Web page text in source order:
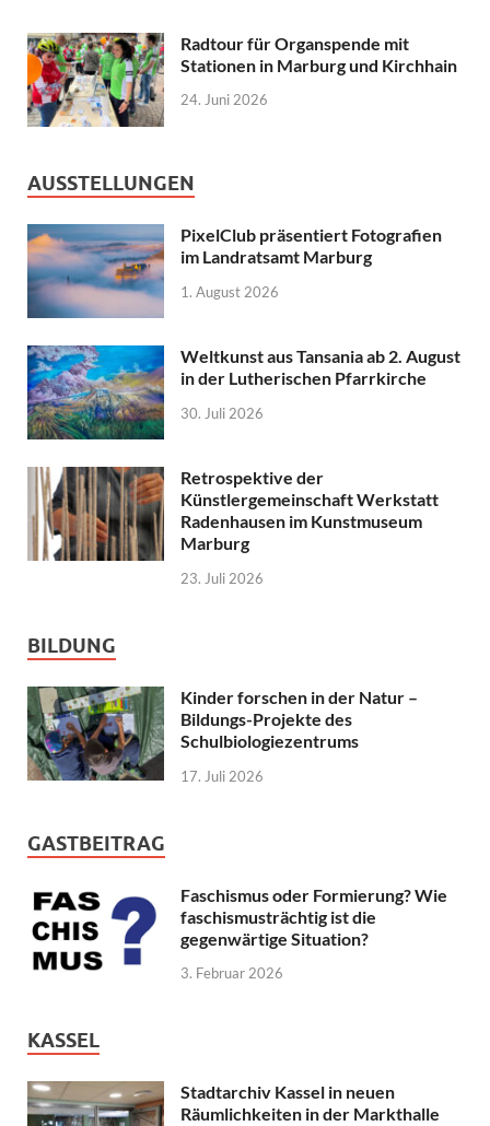
Radtour für Organspende mit
Stationen in Marburg und Kirchhain
24. Juni 2026
AUSSTELLUNGEN
PixelClub präsentiert Fotografien
im Landratsamt Marburg
1. August 2026
Weltkunst aus Tansania ab 2. August
in der Lutherischen Pfarrkirche
30. Juli 2026
Retrospektive der
Künstlergemeinschaft Werkstatt
Radenhausen im Kunstmuseum
Marburg
23. Juli 2026
BILDUNG
Kinder forschen in der Natur –
Bildungs-Projekte des
Schulbiologiezentrums
17. Juli 2026
GASTBEITRAG
Faschismus oder Formierung? Wie
faschismusträchtig ist die
gegenwärtige Situation?
3. Februar 2026
KASSEL
Stadtarchiv Kassel in neuen
Räumlichkeiten in der Markthalle